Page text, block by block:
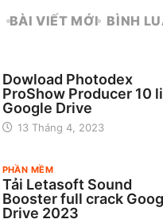
BÀI VIẾT MỚI BÌNH
Dowload Photodex
ProShow Producer 10
Google Drive
13 Tháng 4, 2023
PHẦN MỀM
Tải Letasoft Sound
Booster full crack
Drive 2023